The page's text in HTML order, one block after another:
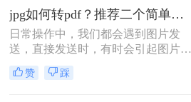
人都习惯将文件转换成PDF的格式，
那么如何将jpg转换成pdf格式呢？如
果你还不知道怎么操作，不妨跟着以
下的jpg转换成pdf格式图片步骤来试
试吧。
jpg如何转pdf？推荐二个简单的转换方法！
日常操作中，我们都会遇到图片发
送，直接发送时，有时会引起图片分
辨率的改变，为了保证图片在传输过
程中分辨率没有改变，我一般都是先
赞 踩